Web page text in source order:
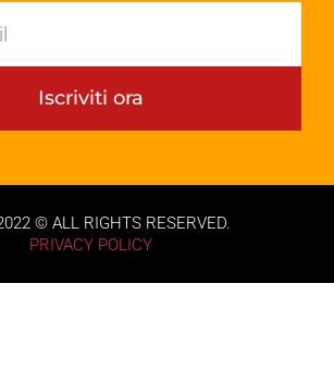
Iscriviti ora
© ALL RIGHTS RESERVED.
PRIVACY POLICY